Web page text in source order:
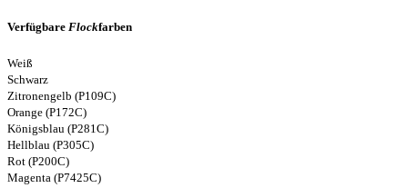
Verfügbare Flockfarben
Weiß
Schwarz
Zitronengelb (P109C)
Orange (P172C)
Königsblau (P281C)
Hellblau (P305C)
Rot (P200C)
Magenta (P7425C)